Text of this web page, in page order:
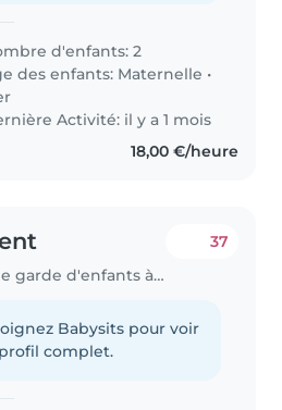
d'enfants: 2
des enfants: Maternelle •
Activité: il y a 1 mois
18,00 €/heure
Job de garde d'enfants à Luxembourg
37
Babysits pour voir
complet.